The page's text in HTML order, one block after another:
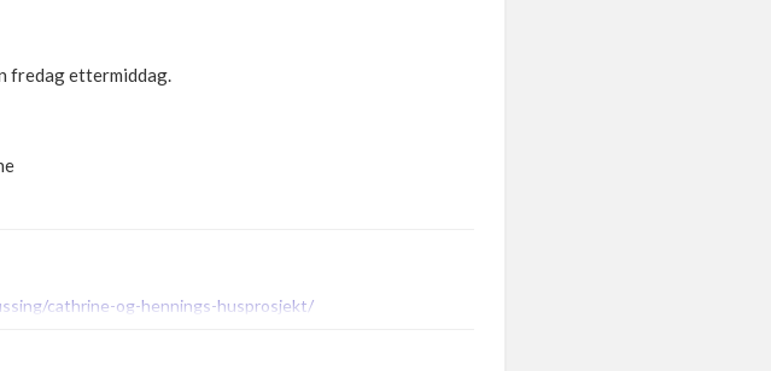
fredag ettermiddag.
cathrine-og-hennings-husprosjekt/